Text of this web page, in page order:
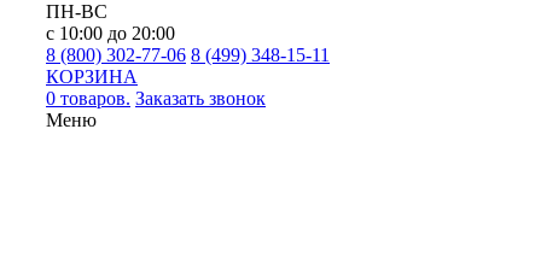
ПН-ВС
с 10:00 до 20:00
8 (800) 302-77-06 8 (499) 348-15-11
КОРЗИНА
0 товаров. Заказать звонок
Меню